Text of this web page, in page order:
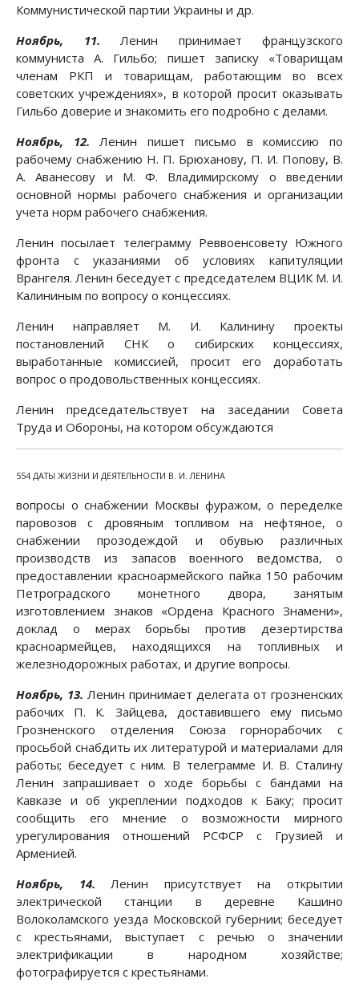
Коммунистической партии Украины и др.
Ноябрь, 11.
Ленин принимает французского
коммуниста А. Гильбо; пишет записку «Товарищам
членам РКП и товарищам, работающим во всех
советских учреждениях», в которой просит оказывать
Гильбо доверие и знакомить его подробно с делами.
Ноябрь, 12.
Ленин пишет письмо в комиссию по
рабочему снабжению Н. П. Брюханову, П. И. Попову, В.
А. Аванесову и М. Ф. Владимирскому о введении
основной нормы рабочего снабжения и организации
учета норм рабочего снабжения.
Ленин посылает телеграмму Реввоенсовету Южного
фронта с указаниями об условиях капитуляции
Врангеля. Ленин беседует с председателем ВЦИК М. И.
Калининым по вопросу о концессиях.
Ленин направляет М. И. Калинину проекты
постановлений СНК о сибирских концессиях,
выработанные комиссией, просит его доработать
вопрос о продовольственных концессиях.
Ленин председательствует на заседании Совета
Труда и Обороны, на котором обсуждаются
554 ДАТЫ ЖИЗНИ И ДЕЯТЕЛЬНОСТИ В. И. ЛЕНИНА
вопросы о снабжении Москвы фуражом, о переделке
паровозов с дровяным топливом на нефтяное, о
снабжении прозодеждой и обувью различных
производств из запасов военного ведомства, о
предоставлении красноармейского пайка 150 рабочим
Петроградского монетного двора, занятым
изготовлением знаков «Ордена Красного Знамени»,
доклад о мерах борьбы против дезертирства
красноармейцев, находящихся на топливных и
железнодорожных работах, и другие вопросы.
Ноябрь, 13. Ленин принимает делегата от грозненских
рабочих П. К. Зайцева, доставившего ему письмо
Грозненского отделения Союза горнорабочих с
просьбой снабдить их литературой и материалами для
работы; беседует с ним. В телеграмме И. В. Сталину
Ленин запрашивает о ходе борьбы с бандами на
Кавказе и об укреплении подходов к Баку; просит
сообщить его мнение о возможности мирного
урегулирования отношений РСФСР с Грузией и
Арменией.
Ноябрь, 14. Ленин присутствует на открытии
электрической станции в деревне Кашино
Волоколамского уезда Московской губернии; беседует
с крестьянами, выступает с речью о значении
электрификации в народном хозяйстве;
фотографируется с крестьянами.